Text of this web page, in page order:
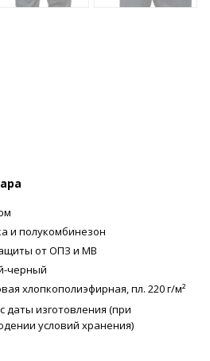
и полукомбинезон
от ОПЗ и МВ
черный
хлопкополиэфирная, пл. 220 г/м²
даты изготовления (при
условий хранения)